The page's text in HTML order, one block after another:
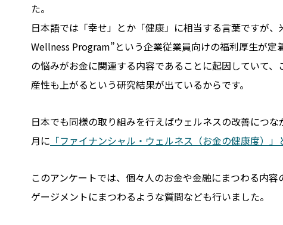
た。
日本語では「幸せ」とか「健康」に相当する言葉ですが
Wellness Program”という企業従業員向けの福利厚生が
の悩みがお金に関連する内容であることに起因していて
産性も上がるという研究結果が出ているからです。
日本でも同様の取り組みを行えばウェルネスの改善につ
月に 「ファイナンシャル・ウェルネス（お金の健康度）
このアンケートでは、個々人のお金や金融にまつわる内
ゲージメントにまつわるような質問なども行いました。